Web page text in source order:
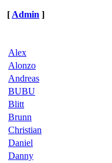
[ Admin ]
Alex
Alonzo
Andreas
BUBU
Blitt
Brunn
Christian
Daniel
Danny